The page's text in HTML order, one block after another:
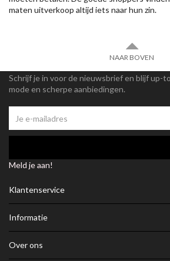
maten uitverkoop altijd iets naar hun zin.
NAAR BOVEN
Schrijf je in voor de nieuwsbrief en blijf up-
mode en scherpe aanbiedingen.
Meld je aan!
Klantenservice
Informatie
Over ons